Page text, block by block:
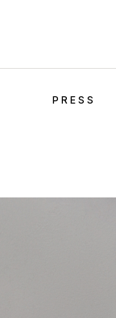
PRESS